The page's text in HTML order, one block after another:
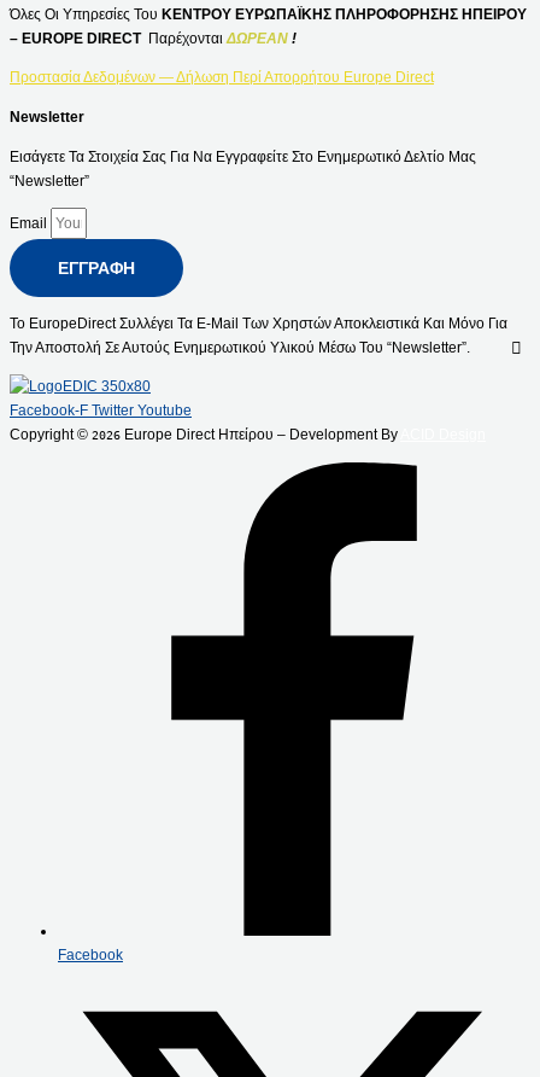
Όλες Οι Υπηρεσίες Του ΚΕΝΤΡΟΥ ΕΥΡΩΠΑΪΚΗΣ ΠΛΗΡΟΦΟΡΗΣΗΣ ΗΠΕΙΡΟΥ
– EUROPE DIRECT Παρέχονται ΔΩΡΕΑΝ !
Προστασία Δεδομένων — Δήλωση Περί Απορρήτου Europe Direct
Newsletter
Εισάγετε Τα Στοιχεία Σας Για Να Εγγραφείτε Στο Ενημερωτικό Δελτίο Μας
“Newsletter”
Email
ΕΓΓΡΑΦΉ
Το EuropeDirect Συλλέγει Τα E-Mail Των Χρηστών Αποκλειστικά Και Μόνο Για
Την Αποστολή Σε Αυτούς Ενημερωτικού Υλικού Μέσω Του “Newsletter”.
Facebook-F Twitter Youtube
Copyright © 2026 Europe Direct Ηπείρου – Development By
Facebook